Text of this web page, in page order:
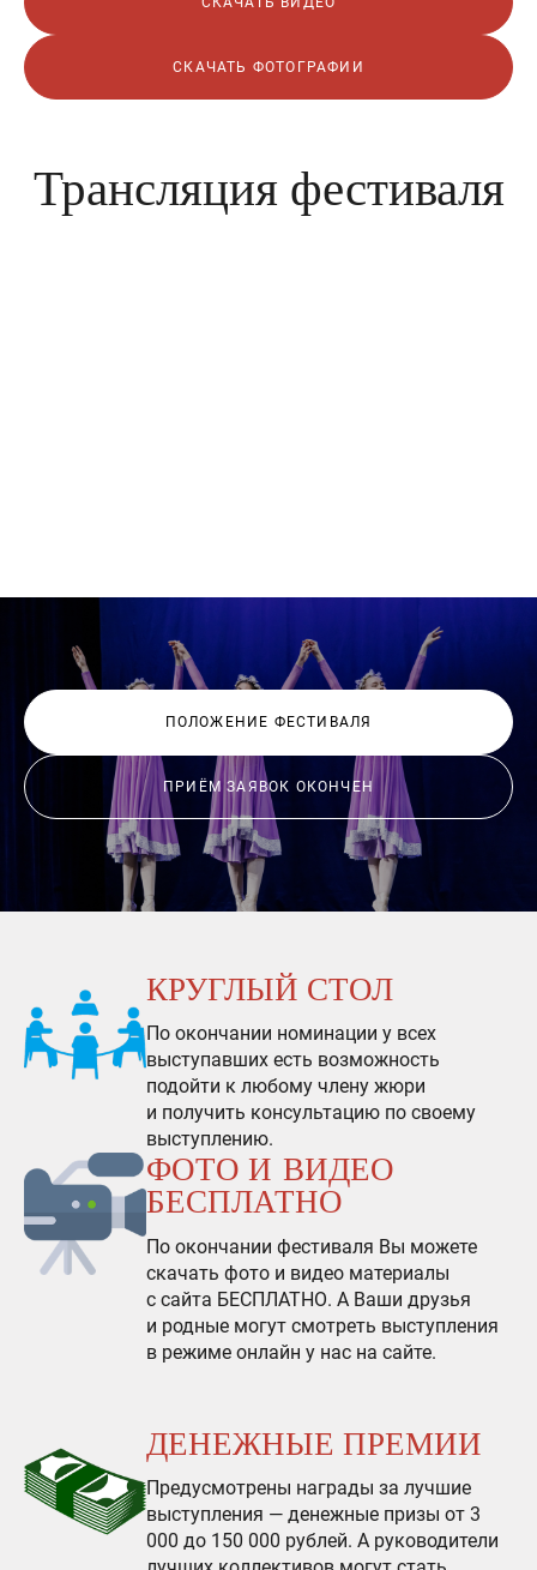
СКАЧАТЬ ФОТОГРАФИИ
Трансляция фестиваля
ПОЛОЖЕНИЕ ФЕСТИВАЛЯ
ПРИЁМ ЗАЯВОК ОКОНЧЕН
КРУГЛЫЙ СТОЛ
По окончании номинации у всех
выступавших есть возможность
подойти к любому члену жюри
и получить консультацию по своему
выступлению.
ФОТО И ВИДЕО
БЕСПЛАТНО
По окончании фестиваля Вы можете
скачать фото и видео материалы
с сайта БЕСПЛАТНО. А Ваши друзья
и родные могут смотреть выступления
в режиме онлайн у нас на сайте.
ДЕНЕЖНЫЕ ПРЕМИИ
Предусмотрены награды за лучшие
выступления — денежные призы от 3
000 до 150 000 рублей. А руководители